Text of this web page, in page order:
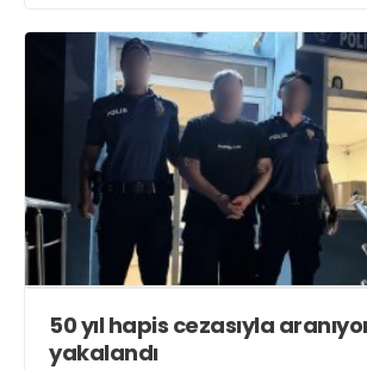
50 yıl hapis cezasıyla
yakalandı